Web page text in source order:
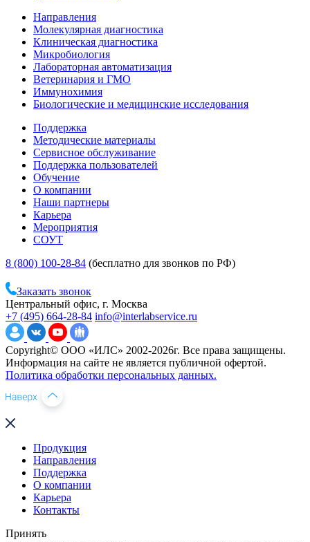
Направления
Молекулярная диагностика
Клиническая диагностика
Микробиология
Лабораторная автоматизация
Ветеринария и ГМО
Иммунохимия
Биологические и медицинские исследования
Поддержка
Методические материалы
Сервисное обслуживание
Поддержка пользователей
Обучение
О компании
Наши партнеры
Карьера
Мероприятия
СОУТ
8 (800) 100-28-84 (бесплатно для звонков по РФ)
Заказать звонок
Центральный офис, г. Москва
+7 (495) 664-28-84 info@interlabservice.ru
Copyright© ООО «ИЛС» 2002-2026г. Все права защищены.
Информация на сайте не является публичной офертой.
Политика обработки персональных данных.
Продукция
Направления
Поддержка
О компании
Карьера
Контакты
Принять